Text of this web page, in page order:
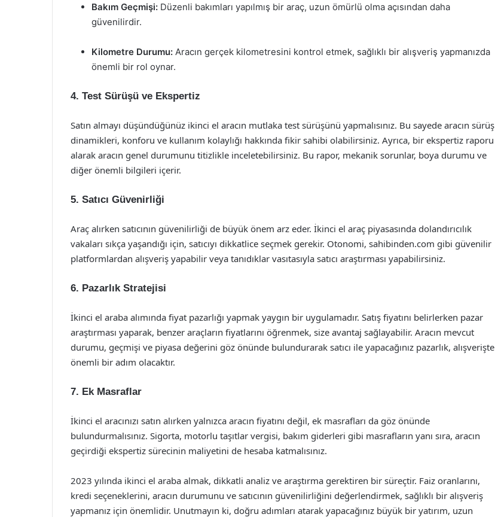
Bakım Geçmişi: Düzenli bakımları yapılmış bir araç, uzun ömürlü olma açısından daha
güvenilirdir.
Kilometre Durumu: Aracın gerçek kilometresini kontrol etmek, sağlıklı bir alışveriş yapmanızda
önemli bir rol oynar.
4. Test Sürüşü ve Ekspertiz
Satın almayı düşündüğünüz ikinci el aracın mutlaka test sürüşünü yapmalısınız. Bu sayede aracın sürüş
dinamikleri, konforu ve kullanım kolaylığı hakkında fikir sahibi olabilirsiniz. Ayrıca, bir ekspertiz raporu
alarak aracın genel durumunu titizlikle inceletebilirsiniz. Bu rapor, mekanik sorunlar, boya durumu ve
diğer önemli bilgileri içerir.
5. Satıcı Güvenirliği
Araç alırken satıcının güvenilirliği de büyük önem arz eder. İkinci el araç piyasasında dolandırıcılık
vakaları sıkça yaşandığı için, satıcıyı dikkatlice seçmek gerekir. Otonomi, sahibinden.com gibi güvenilir
platformlardan alışveriş yapabilir veya tanıdıklar vasıtasıyla satıcı araştırması yapabilirsiniz.
6. Pazarlık Stratejisi
İkinci el araba alımında fiyat pazarlığı yapmak yaygın bir uygulamadır. Satış fiyatını belirlerken pazar
araştırması yaparak, benzer araçların fiyatlarını öğrenmek, size avantaj sağlayabilir. Aracın mevcut
durumu, geçmişi ve piyasa değerini göz önünde bulundurarak satıcı ile yapacağınız pazarlık, alışverişte
önemli bir adım olacaktır.
7. Ek Masraflar
İkinci el aracınızı satın alırken yalnızca aracın fiyatını değil, ek masrafları da göz önünde
bulundurmalısınız. Sigorta, motorlu taşıtlar vergisi, bakım giderleri gibi masrafların yanı sıra, aracın
geçirdiği ekspertiz sürecinin maliyetini de hesaba katmalısınız.
2023 yılında ikinci el araba almak, dikkatli analiz ve araştırma gerektiren bir süreçtir. Faiz oranlarını,
kredi seçeneklerini, aracın durumunu ve satıcının güvenilirliğini değerlendirmek, sağlıklı bir alışveriş
yapmanız için önemlidir. Unutmayın ki, doğru adımları atarak yapacağınız büyük bir yatırım, uzun